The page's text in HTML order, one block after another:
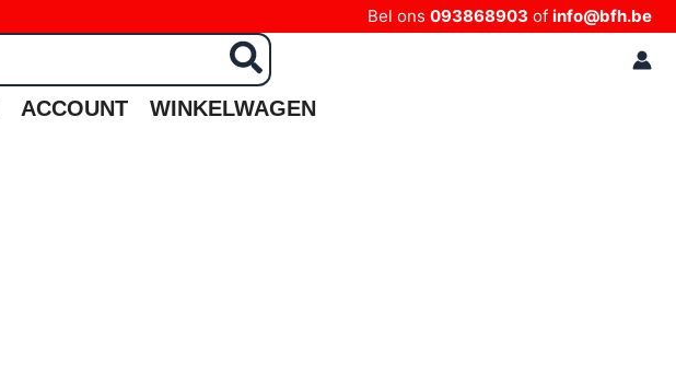
Bel ons 093868903 of info@bfh.be
ACCOUNT WINKELWAGEN